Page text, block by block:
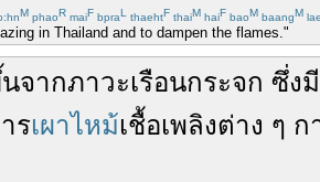
M phaoR maiF bpraL thaehtF thaiM haiF baoM baangM lae
in Thailand and to dampen the flames."
จากภาวะเรือนกระจก ซึ่งมี
รเผาไหม้เชื้อเพลิงต่าง ๆ ก